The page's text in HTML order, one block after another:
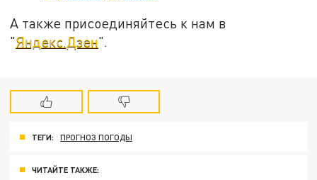
А также присоединяйтесь к нам в
"Яндекс.Дзен".
ТЕГИ: ПРОГНОЗ ПОГОДЫ
ЧИТАЙТЕ ТАКЖЕ: